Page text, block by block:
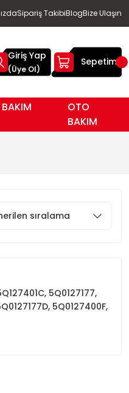
Sipariş TakibiBlogBize Ulaşın
Giriş Yap
(Üye Ol)
Sepetim
BAKIM
OTO
BAKIM
5Q0127177,
5Q0127400F,